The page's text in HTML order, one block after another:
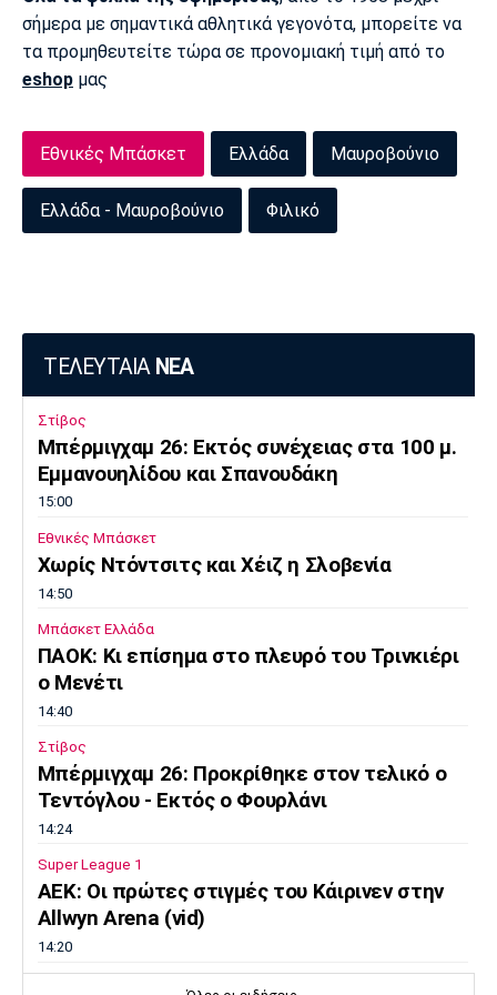
Πόρτο Μπενφίκα
σήμερα με σημαντικά αθλητικά γεγονότα, μπορείτε να
τα προμηθευτείτε τώρα σε προνομιακή τιμή από το
eshop μας
Εθνικές Μπάσκετ Ελλάδα Μαυροβούνιο
Ελλάδα - Μαυροβούνιο Φιλικό
ΤΕΛΕΥΤΑΙΑ ΝΕΑ
Στίβος
Μπέρμιγχαμ 26: Εκτός συνέχειας στα 100 μ.
Εμμανουηλίδου και Σπανουδάκη
15:00
Εθνικές Μπάσκετ
Χωρίς Ντόντσιτς και Χέιζ η Σλοβενία
14:50
Μπάσκετ Ελλάδα
ΠΑΟΚ: Κι επίσημα στο πλευρό του Τρινκιέρι
ο Μενέτι
14:40
Στίβος
Μπέρμιγχαμ 26: Προκρίθηκε στον τελικό ο
Τεντόγλου - Εκτός ο Φουρλάνι
14:24
Super League 1
ΑΕΚ: Οι πρώτες στιγμές του Κάιρινεν στην
Allwyn Arena (vid)
14:20